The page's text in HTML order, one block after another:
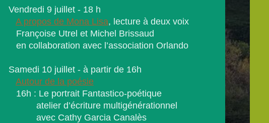
Vendredi 9 juillet - 18 h
A propos de Mona Lisa, lecture à deux voix
Françoise Utrel et Michel Brissaud
en collaboration avec l’association Orlando
Samedi 10 juillet - à partir de 16h
Autour de la poésie
16h : Le portrait Fantastico-poétique
atelier d’écriture multigénérationnel
avec Cathy Garcia Canalès